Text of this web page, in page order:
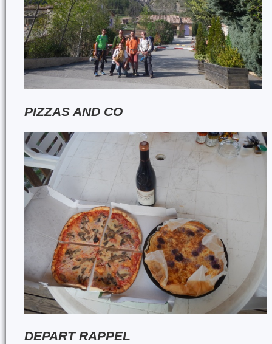
PIZZAS AND CO
DEPART RAPPEL